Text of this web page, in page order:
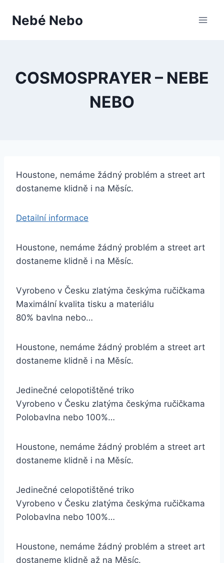
Nebé Nebo
COSMOSPRAYER – NEBE
NEBO
Houstone, nemáme žádný problém a street art
dostaneme klidně i na Měsíc.
Detailní informace
Houstone, nemáme žádný problém a street art
dostaneme klidně i na Měsíc.
Vyrobeno v Česku zlatýma českýma ručičkama
Maximální kvalita tisku a materiálu
80% bavlna nebo…
Houstone, nemáme žádný problém a street art
dostaneme klidně i na Měsíc.
Jedinečné celopotištěné triko
Vyrobeno v Česku zlatýma českýma ručičkama
Polobavlna nebo 100%…
Houstone, nemáme žádný problém a street art
dostaneme klidně i na Měsíc.
Jedinečné celopotištěné triko
Vyrobeno v Česku zlatýma českýma ručičkama
Polobavlna nebo 100%…
Houstone, nemáme žádný problém a street art
dostaneme klidně až na Měsíc.